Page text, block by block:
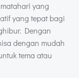
yang
yang tepat bagi
Dengan
dengan mudah
tema atau